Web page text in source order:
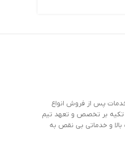
اندازی و خدمات پس از فروش انواع
تکیه بر تخصص و تعهد تیم
و خدماتی بی نقص به